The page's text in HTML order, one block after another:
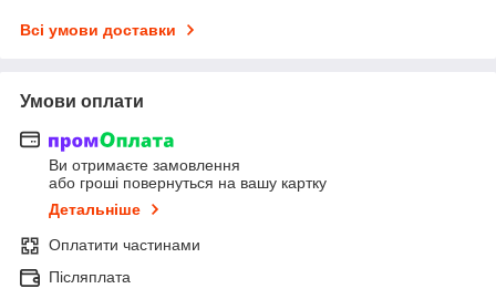
Всі умови доставки
Умови оплати
Ви отримаєте замовлення
або гроші повернуться на вашу картку
Детальніше
Оплатити частинами
Післяплата